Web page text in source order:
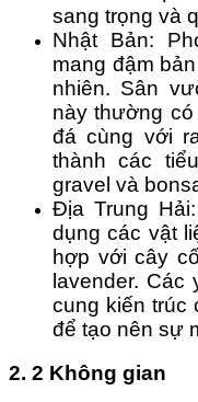
sang trọng và
Nhật Bản:
mang đậm
nhiên. Sân
này thường
đá cùng với
thành các
gravel và
Địa Trung
dụng các vật
hợp với cây
lavender. Các
cung kiến trúc
để tạo nên sự
2. 2 Không gian